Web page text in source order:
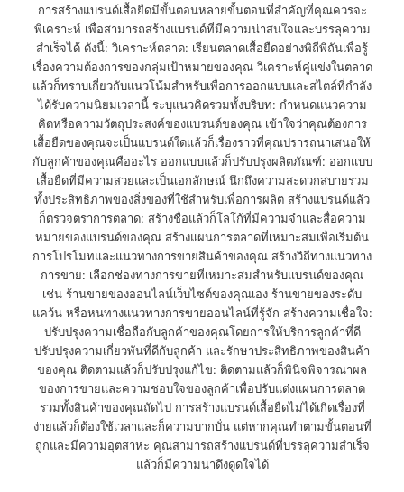
การสร้างแบรนด์เสื้อยืดมีขั้นตอนหลายขั้นตอนที่สำคัญที่คุณควรจะ
พิเคราะห์ เพื่อสามารถสร้างแบรนด์ที่มีความน่าสนใจและบรรลุความ
สำเร็จได้ ดังนี้: วิเคราะห์ตลาด: เรียนตลาดเสื้อยืดอย่างพิถีพิถันเพื่อรู้
เรื่องความต้องการของกลุ่มเป้าหมายของคุณ วิเคราะห์คู่แข่งในตลาด
แล้วก็ทราบเกี่ยวกับแนวโน้มสำหรับเพื่อการออกแบบและสไตล์ที่กำลัง
ได้รับความนิยมเวลานี้ ระบุแนวคิดรวมทั้งบริบท: กำหนดแนวความ
คิดหรือความวัตถุประสงค์ของแบรนด์ของคุณ เข้าใจว่าคุณต้องการ
เสื้อยืดของคุณจะเป็นแบรนด์ใดแล้วก็เรื่องราวที่คุณปรารถนาเสนอให้
กับลูกค้าของคุณคืออะไร ออกแบบแล้วก็ปรับปรุงผลิตภัณฑ์: ออกแบบ
เสื้อยืดที่มีความสวยและเป็นเอกลักษณ์ นึกถึงความสะดวกสบายรวม
ทั้งประสิทธิภาพของสิ่งของที่ใช้สำหรับเพื่อการผลิต สร้างแบรนด์แล้ว
ก็ตรวจตราการตลาด: สร้างชื่อแล้วก็โลโก้ที่มีความจำและสื่อความ
หมายของแบรนด์ของคุณ สร้างแผนการตลาดที่เหมาะสมเพื่อเริ่มต้น
การโปรโมทและแนวทางการขายสินค้าของคุณ สร้างวิถีทางแนวทาง
การขาย: เลือกช่องทางการขายที่เหมาะสมสำหรับแบรนด์ของคุณ
เช่น ร้านขายของออนไลน์เว็บไซต์ของคุณเอง ร้านขายของระดับ
แคว้น หรือหนทางแนวทางการขายออนไลน์ที่รู้จัก สร้างความเชื่อใจ:
ปรับปรุงความเชื่อถือกับลูกค้าของคุณโดยการให้บริการลูกค้าที่ดี
ปรับปรุงความเกี่ยวพันที่ดีกับลูกค้า และรักษาประสิทธิภาพของสินค้า
ของคุณ ติดตามแล้วก็ปรับปรุงแก้ไข: ติดตามแล้วก็พินิจพิจารณาผล
ของการขายและความชอบใจของลูกค้าเพื่อปรับแต่งแผนการตลาด
รวมทั้งสินค้าของคุณถัดไป การสร้างแบรนด์เสื้อยืดไม่ได้เกิดเรื่องที่
ง่ายแล้วก็ต้องใช้เวลาและก็ความบากบั่น แต่หากคุณทำตามขั้นตอนที่
ถูกและมีความอุตสาหะ คุณสามารถสร้างแบรนด์ที่บรรลุความสำเร็จ
แล้วก็มีความน่าดึงดูดใจได้